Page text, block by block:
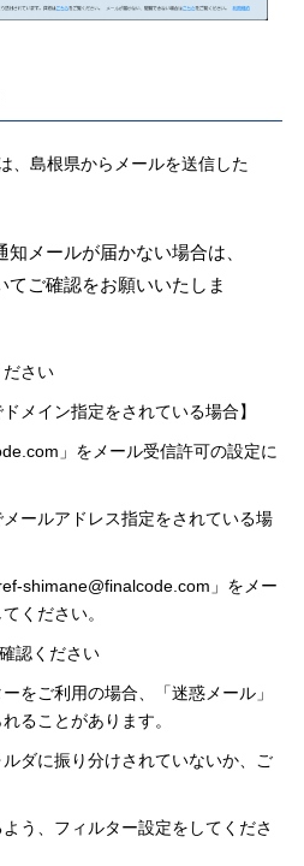
、島根県からメールを送信した
メールが届かない場合は、
てご確認をお願いいたしま
さい
メイン指定をされている場合】
」をメール受信許可の設定に
ールアドレス指定をされている場
shimane@finalcode.com」をメー
ください。
認ください
をご利用の場合、「迷惑メール」
ることがあります。
ダに振り分けされていないか、ご
う、フィルター設定をしてくださ